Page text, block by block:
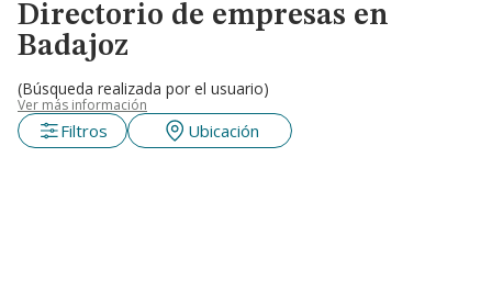
Directorio de empresas en
Badajoz
(Búsqueda realizada por el usuario)
Ver más información
Filtros Ubicación